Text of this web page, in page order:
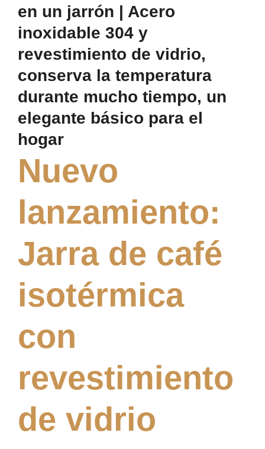
en un jarrón | Acero
inoxidable 304 y
revestimiento de vidrio,
conserva la temperatura
durante mucho tiempo, un
elegante básico para el
hogar
Nuevo
lanzamiento:
Jarra de café
isotérmica
con
revestimiento
de vidrio